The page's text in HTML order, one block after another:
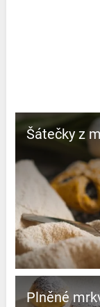
Šátečky z
Plněné